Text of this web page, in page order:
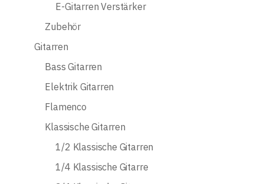
E-Gitarren Verstärker
Zubehör
Gitarren
Bass Gitarren
Elektrik Gitarren
Flamenco
Klassische Gitarren
1/2 Klassische Gitarren
1/4 Klassische Gitarre